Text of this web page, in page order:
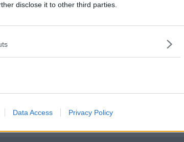
disclose it to other third parties.
Data Access Privacy Policy
hjärn blod barriären lättare så tror den blir lik 2-
otroligt mycket skillnad fast jag tror den bästa sedan
annorlunda rus iaf..